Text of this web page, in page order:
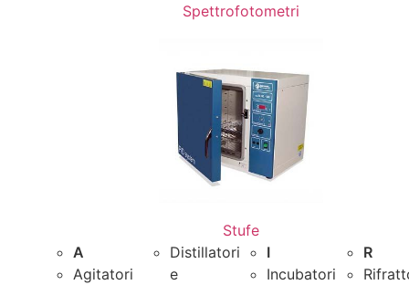
Spettrofotometri
Stufe
A
Agitatori
Distillatori
e
I
Incubatori
R